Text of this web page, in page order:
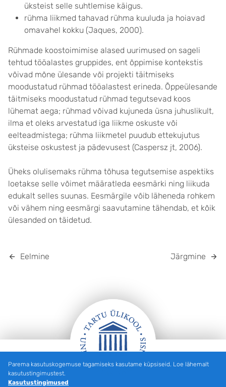
üksteist selle suhtlemise käigus.
rühma liikmed tahavad rühma kuuluda ja hoiavad
omavahel kokku (Jaques, 2000).
Rühmade koostoimimise alased uurimused on sageli
tehtud tööalastes gruppides, ent õppimise kontekstis
võivad mõne ülesande või projekti täitmiseks
moodustatud rühmad tööalastest erineda. Õppeülesande
täitmiseks moodustatud rühmad tegutsevad koos
lühemat aega; rühmad võivad kujuneda üsna juhuslikult,
ilma et oleks arvestatud iga liikme oskuste või
eelteadmistega; rühma liikmetel puudub ettekujutus
üksteise oskustest ja pädevusest (Caspersz jt, 2006).
Üheks olulisemaks rühma tõhusa tegutsemise aspektiks
loetakse selle võimet määratleda eesmärki ning liikuda
edukalt selles suunas. Eesmärgile võib läheneda rohkem
või vähem ning eesmärgi saavutamine tähendab, et kõik
ülesanded on täidetud.
Eelmine Järgmine
Jalus
Parema kasutuskogemuse tagamiseks kasutame küpsiseid. Loe lähemalt
kasutustingimustest.
Kasutustingimused